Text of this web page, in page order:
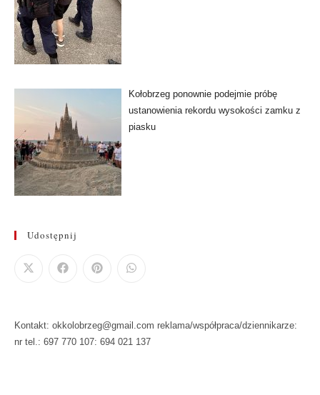
Kołobrzeg ponownie podejmie próbę
ustanowienia rekordu wysokości zamku z
piasku
Udostępnij
Kontakt: okkolobrzeg@gmail.com reklama/współpraca/dziennikarze:
nr tel.: 697 770 107: 694 021 137